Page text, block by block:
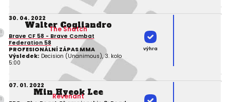
30. 04. 2022
Walter Cogliandro
The Snatch
Brave CF 58 - Brave Combat
Federation 58
PROFESIONÁLNÍ ZÁPAS MMA
Výsledek: Decision (Unanimous), 3. kolo
5:00
výhra
07. 01. 2022
Min Hyeok Lee
Revenant